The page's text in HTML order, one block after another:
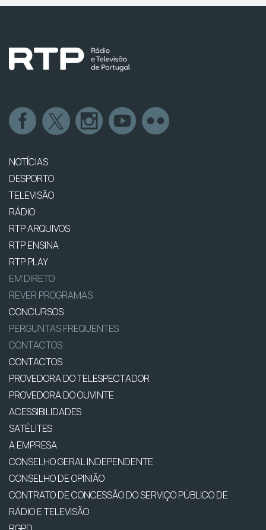
NOTÍCIAS
DESPORTO
TELEVISÃO
RÁDIO
RTP ARQUIVOS
RTP ENSINA
RTP PLAY
EM DIRETO
REVER PROGRAMAS
CONCURSOS
PERGUNTAS FREQUENTES
CONTACTOS
CONTACTOS
PROVEDORA DO TELESPECTADOR
PROVEDORA DO OUVINTE
ACESSIBILIDADES
SATÉLITES
A EMPRESA
CONSELHO GERAL INDEPENDENTE
CONSELHO DE OPINIÃO
CONTRATO DE CONCESSÃO DO SERVIÇO PÚBLICO DE
RÁDIO E TELEVISÃO